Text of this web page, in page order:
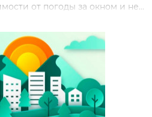
от погоды за окном и не...